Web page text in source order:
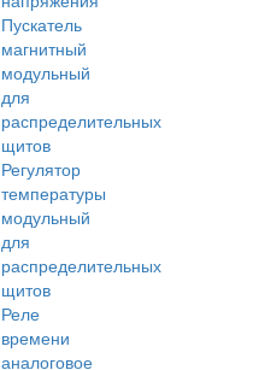
Пускатель
магнитный
модульный
для
распределительных
щитов
Регулятор
температуры
модульный
для
распределительных
щитов
Реле
времени
аналоговое